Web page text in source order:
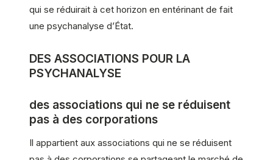
qui se réduirait à cet horizon en entérinant de fait
une psychanalyse d’État.
DES ASSOCIATIONS POUR LA
PSYCHANALYSE
des associations qui ne se réduisent
pas à des corporations
Il appartient aux associations qui ne se réduisent